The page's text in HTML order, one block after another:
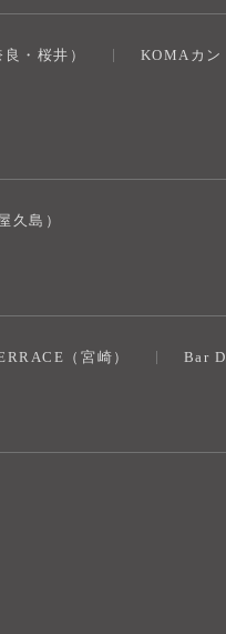
・桜井）
KOMAカン
久島）
（宮崎） Bar